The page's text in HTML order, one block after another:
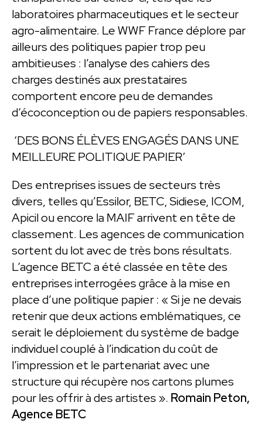
laboratoires pharmaceutiques et le secteur
agro-alimentaire. Le WWF France déplore par
ailleurs des politiques papier trop peu
ambitieuses : l’analyse des cahiers des
charges destinés aux prestataires
comportent encore peu de demandes
d’écoconception ou de papiers responsables.
‘DES BONS ÉLÈVES ENGAGÉS DANS UNE
MEILLEURE POLITIQUE PAPIER’
Des entreprises issues de secteurs très
divers, telles qu’Essilor, BETC, Sidiese, ICOM,
Apicil ou encore la MAIF arrivent en tête de
classement. Les agences de communication
sortent du lot avec de très bons résultats.
L’agence BETC a été classée en tête des
entreprises interrogées grâce à la mise en
place d’une politique papier : « Si je ne devais
retenir que deux actions emblématiques, ce
serait le déploiement du système de badge
individuel couplé à l’indication du coût de
l’impression et le partenariat avec une
structure qui récupère nos cartons plumes
pour les offrir à des artistes ». Romain Peton,
Agence BETC